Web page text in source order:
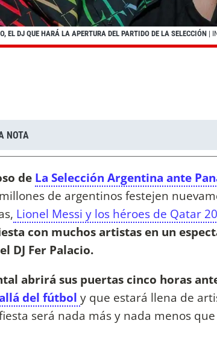
EL DJ QUE HARÁ LA APERTURA DEL PARTIDO DE LA SELECCIÓN |
NOTA
de La Selección Argentina ante
de argentinos festejen
Lionel Messi y los héroes de Qatar
con muchos artistas en un
DJ Fer Palacio.
abrirá sus puertas cinco horas
del fútbol y que estará llena de
será nada más y nada menos